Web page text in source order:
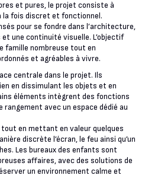
et pures, le projet consiste à
la fois discret et fonctionnel.
pour se fondre dans l’architecture,
une continuité visuelle. L’objectif
famille nombreuse tout en
et agréables à vivre.
centrale dans le projet. Ils
en dissimulant les objets et en
éléments intègrent des fonctions
rangement avec un espace dédié au
en mettant en valeur quelques
discrète l’écran, le feu ainsi qu’un
Les bureaux des enfants sont
affaires, avec des solutions de
un environnement calme et